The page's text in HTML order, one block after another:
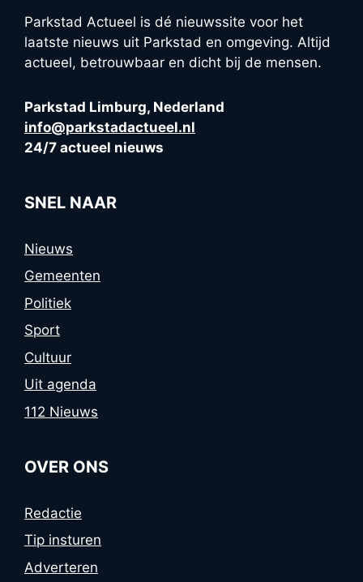
Parkstad Actueel is dé nieuwssite voor het
laatste nieuws uit Parkstad en omgeving. Altijd
actueel, betrouwbaar en dicht bij de mensen.
Parkstad Limburg, Nederland
info@parkstadactueel.nl
24/7 actueel nieuws
SNEL NAAR
Nieuws
Gemeenten
Politiek
Sport
Cultuur
Uit agenda
112 Nieuws
OVER ONS
Redactie
Tip insturen
Adverteren